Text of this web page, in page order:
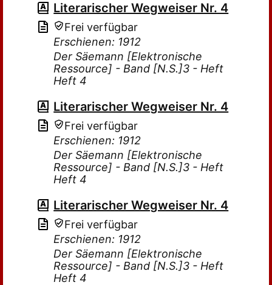
Literarischer Wegweiser Nr. 4
Frei verfügbar
Erschienen: 1912
Der Säemann [Elektronische
Ressource] - Band [N.S.]3 - Heft
Heft 4
Literarischer Wegweiser Nr. 4
Frei verfügbar
Erschienen: 1912
Der Säemann [Elektronische
Ressource] - Band [N.S.]3 - Heft
Heft 4
Literarischer Wegweiser Nr. 4
Frei verfügbar
Erschienen: 1912
Der Säemann [Elektronische
Ressource] - Band [N.S.]3 - Heft
Heft 4